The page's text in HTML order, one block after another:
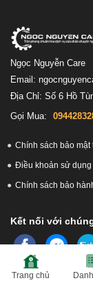
Ngọc Nguyễn Care
Email:
Địa Chỉ: Số 6 Hồ
Gọi Mua:
Chính sách bảo mật
Điều khoản sử dụng
Chính sách bảo
Kết nối với
Trang chủ